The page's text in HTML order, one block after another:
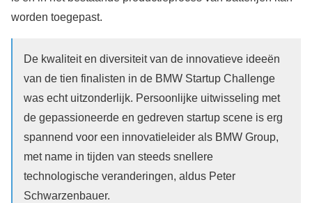
worden toegepast.
De kwaliteit en diversiteit van de innovatieve ideeën
van de tien finalisten in de BMW Startup Challenge
was echt uitzonderlijk. Persoonlijke uitwisseling met
de gepassioneerde en gedreven startup scene is erg
spannend voor een innovatieleider als BMW Group,
met name in tijden van steeds snellere
technologische veranderingen, aldus Peter
Schwarzenbauer.